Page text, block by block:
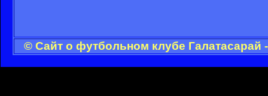
© Сайт о футбольном клубе